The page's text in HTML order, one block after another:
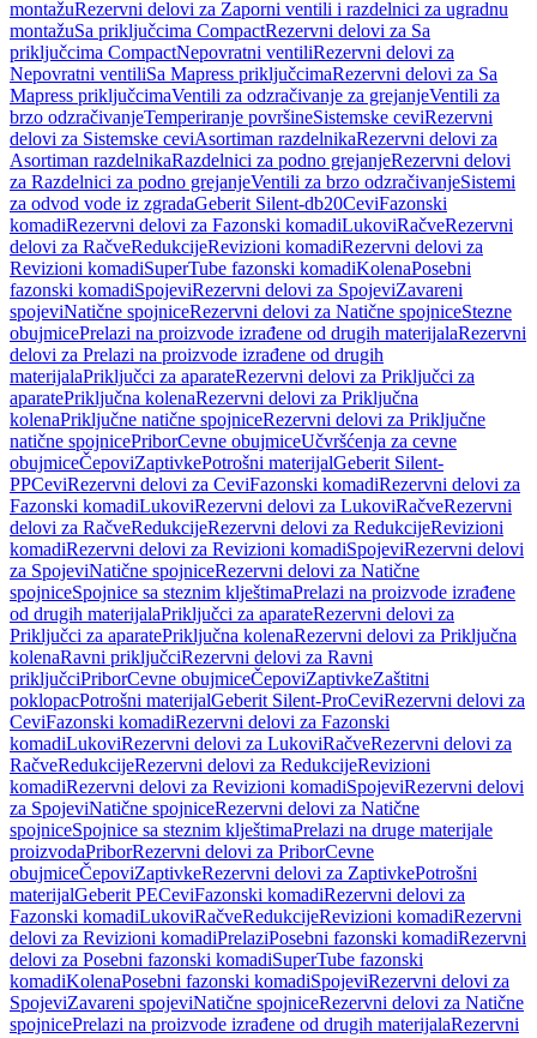
montažuRezervni delovi za Zaporni ventili i razdelnici za ugradnu
montažuSa priključcima CompactRezervni delovi za Sa
priključcima CompactNepovratni ventiliRezervni delovi za
Nepovratni ventiliSa Mapress priključcimaRezervni delovi za Sa
Mapress priključcimaVentili za odzračivanje za grejanjeVentili za
brzo odzračivanjeTemperiranje površineSistemske ceviRezervni
delovi za Sistemske ceviAsortiman razdelnikaRezervni delovi za
Asortiman razdelnikaRazdelnici za podno grejanjeRezervni delovi
za Razdelnici za podno grejanjeVentili za brzo odzračivanjeSistemi
za odvod vode iz zgradaGeberit Silent-db20CeviFazonski
komadiRezervni delovi za Fazonski komadiLukoviRačveRezervni
delovi za RačveRedukcijeRevizioni komadiRezervni delovi za
Revizioni komadiSuperTube fazonski komadiKolenaPosebni
fazonski komadiSpojeviRezervni delovi za SpojeviZavareni
spojeviNatične spojniceRezervni delovi za Natične spojniceStezne
obujmicePrelazi na proizvode izrađene od drugih materijalaRezervni
delovi za Prelazi na proizvode izrađene od drugih
materijalaPriključci za aparateRezervni delovi za Priključci za
aparatePriključna kolenaRezervni delovi za Priključna
kolenaPriključne natične spojniceRezervni delovi za Priključne
natične spojnicePriborCevne obujmiceUčvršćenja za cevne
obujmiceČepoviZaptivkePotrošni materijalGeberit Silent-
PPCeviRezervni delovi za CeviFazonski komadiRezervni delovi za
Fazonski komadiLukoviRezervni delovi za LukoviRačveRezervni
delovi za RačveRedukcijeRezervni delovi za RedukcijeRevizioni
komadiRezervni delovi za Revizioni komadiSpojeviRezervni delovi
za SpojeviNatične spojniceRezervni delovi za Natične
spojniceSpojnice sa steznim klještimaPrelazi na proizvode izrađene
od drugih materijalaPriključci za aparateRezervni delovi za
Priključci za aparatePriključna kolenaRezervni delovi za Priključna
kolenaRavni priključciRezervni delovi za Ravni
priključciPriborCevne obujmiceČepoviZaptivkeZaštitni
poklopacPotrošni materijalGeberit Silent-ProCeviRezervni delovi za
CeviFazonski komadiRezervni delovi za Fazonski
komadiLukoviRezervni delovi za LukoviRačveRezervni delovi za
RačveRedukcijeRezervni delovi za RedukcijeRevizioni
komadiRezervni delovi za Revizioni komadiSpojeviRezervni delovi
za SpojeviNatične spojniceRezervni delovi za Natične
spojniceSpojnice sa steznim klještimaPrelazi na druge materijale
proizvodaPriborRezervni delovi za PriborCevne
obujmiceČepoviZaptivkeRezervni delovi za ZaptivkePotrošni
materijalGeberit PECeviFazonski komadiRezervni delovi za
Fazonski komadiLukoviRačveRedukcijeRevizioni komadiRezervni
delovi za Revizioni komadiPrelaziPosebni fazonski komadiRezervni
delovi za Posebni fazonski komadiSuperTube fazonski
komadiKolenaPosebni fazonski komadiSpojeviRezervni delovi za
SpojeviZavareni spojeviNatične spojniceRezervni delovi za Natične
spojnicePrelazi na proizvode izrađene od drugih materijalaRezervni